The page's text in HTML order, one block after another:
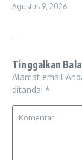
Agustus 9, 2026
Tinggalkan
Alamat email
ditandai *